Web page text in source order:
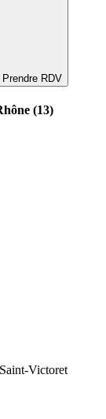
Prendre RDV
(13)
Saint-Victoret